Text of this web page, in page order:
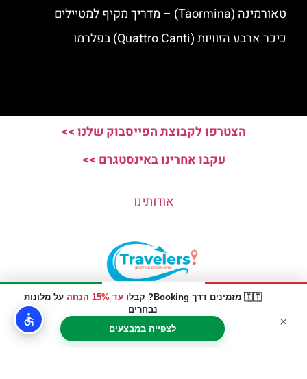
🇮🇹 מזמינים דרך Booking? קבלו עד 15% הנחה
על מלונות
נבחרים
לצפייה במבצעים
×
טאורמינה (Taormina) – מדריך מקיף למטיילים
כיכר ארבע הזוויות (Quattro Canti) בפלרמו
הצטרפו לקבוצת הפייסבוק שלנו >>
עקבו אחרינו באינסטגרם >>
אודותינו
האתר הינו אתר המלצות מטיילים © כל הזכויות שמורות לסוכנות
TRAVELERS.CO.IL